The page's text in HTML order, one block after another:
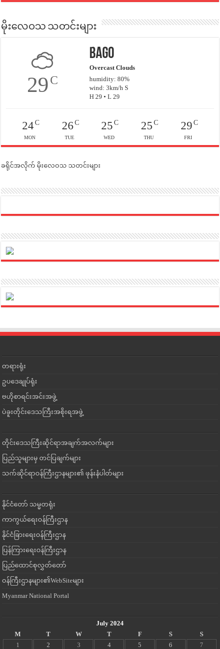
မိုးလေဝသ သတင်းများ
29C
Bago
Overcast Clouds
humidity: 80%
wind: 3km/h S
H 29 • L 29
24C
MON
26C
TUE
25 C
WED
25C
THU
29C
FRI
ခရိုင်အလိုက် မိုးလေဝသ သတင်းများ
တရားရုံး
ဥပဒေချုပ်ရုံး
ဗဟိုစာရင်းအင်းအဖွဲ့
ပဲခူးတိုင်းဒေသကြီးအစိုးရအဖွဲ့
တိုင်းဒေသကြီးဆိုင်ရာအချက်အလက်များ
ပြည်သူများမှ တင်ပြချက်များ
သက်ဆိုင်ရာဝန်ကြီးဌာနများ၏ ဖုန်းနံပါတ်များ
နိုင်ငံတော် သမ္မတရုံး
ကာကွယ်ရေးဝန်ကြီးဌာန
နိုင်ငံခြားရေးဝန်ကြီးဌာန
ပြန်ကြားရေးဝန်ကြီးဌာန
ပြည်ထောင်စုလွှတ်တော်
ဝန်ကြီးဌာနများ၏WebSiteများ
Myanmar National Portal
July 2024
M
T W T F S
S
1
2 3 4 5 6 7